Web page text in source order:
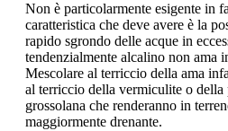
Non è particolarmente esigente in
caratteristica che deve avere è la
rapido sgrondo delle acque in
tendenzialmente alcalino non ama
Mescolare al terriccio della ama
al terriccio della vermiculite o della
grossolana che renderanno in
maggiormente drenante.